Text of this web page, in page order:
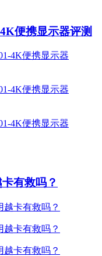
便携显示器评测
有救吗？